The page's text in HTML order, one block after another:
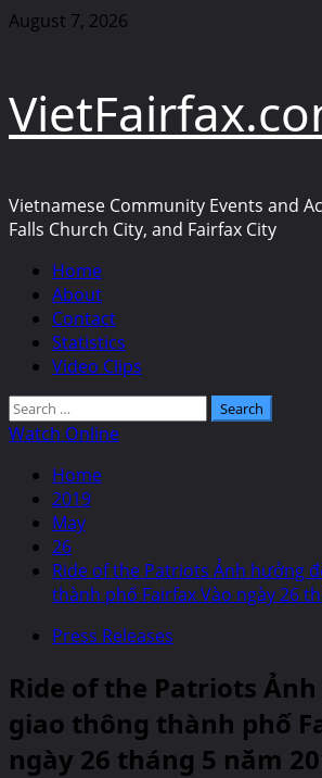
Skip
August 7, 2026
Vietnamese Community Events and
Falls Church City, and Fairfax City
Primary
Menu
Home
About
Contact
Statistics
Video Clips
Search
for:
Watch Online
Home
2019
May
26
Ride of the Patriots Ảnh hưởng
thành phố Fairfax Vào ngày 26
Press Releases
Ride of the Patriots
giao thông thành phố
ngày 26 tháng 5 năm